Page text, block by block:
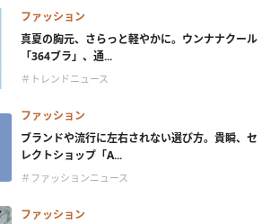
ファッション
真夏の胸元、さらっと軽やかに。ウンナナクール
「364ブラ」、通...
＃トレンドニュース
ファッション
ブランドや流行に左右されない選び方。貴瞬、セ
レクトショップ「A...
＃ファッションニュース
ファッション